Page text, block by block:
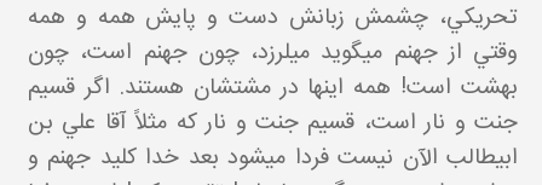
تحريکي، چشمش زبانش دست و پايش همه و همه
وقتي از جهنم مي گويد مي لرزد، چون جهنم است، چون
بهشت است! همه اينها در مشتشان هستند. اگر قسيم
جنت و نار است، قسيم جنت و نار که مثلاً آقا علي بن
ابيطالب الآن نيست فردا مي شود بعد خدا کليد جهنم و